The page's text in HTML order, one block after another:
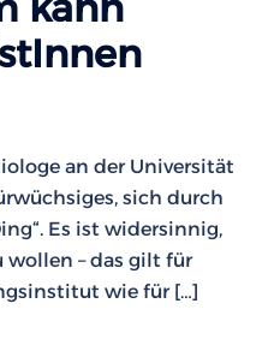
an der Universität
sich durch
Es ist widersinnig,
wollen – das gilt für
wie für […]